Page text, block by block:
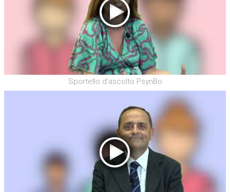
Sportello d'ascolto PsynBo